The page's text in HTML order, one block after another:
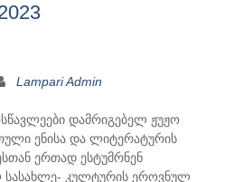
Lampari Admin
დამრიგებელ ჟუჟო
ენისა და ლიტერატურის
ერთად ესტუმრნენ
კულტურის ეროვნულ